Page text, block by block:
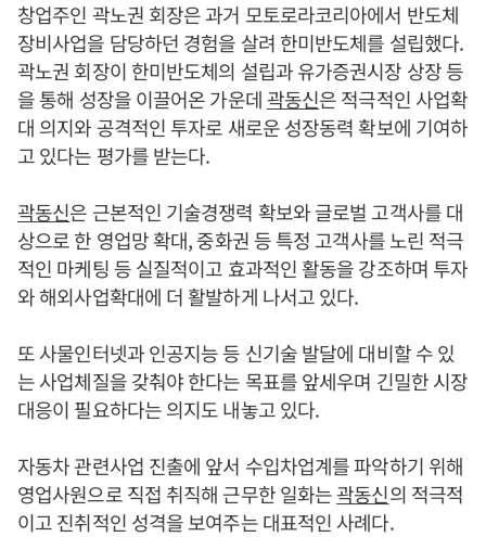
창업주인 곽노권 회장은 과거 모토로라코리아에서 반도체
장비사업을 담당하던 경험을 살려 한미반도체를 설립했다.
곽노권 회장이 한미반도체의 설립과 유가증권시장 상장 등
을 통해 성장을 이끌어온 가운데곽동신은 적극적인 사업확
대 의지와 공격적인 투자로 새로운 성장동력 확보에 기여하
고 있다는 평가를 받는다.
곽동신은 근본적인 기술경쟁력 확보와 글로벌 고객사를 대
상으로 한 영업망 확대, 중화권 등 특정 고객사를 노린 적극
적인 마케팅 등 실질적이고 효과적인 활동을 강조하며 투자
와 해외사업확대에 더 활발하게 나서고 있다.
또 사물인터넷과 인공지능 등 신기술 발달에 대비할 수 있
는 사업체질을 갖춰야 한다는 목표를 앞세우며 긴밀한 시장
대응이 필요하다는 의지도 내놓고 있다.
자동차 관련사업 진출에 앞서 수입차업계를 파악하기 위해
영업사원으로 직접 취직해 근무한 일화는곽동신의 적극적
이고 진취적인 성격을 보여주는 대표적인 사례다.